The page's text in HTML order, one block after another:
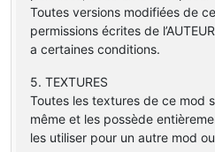
Toutes versions modifiées de
permissions écrites de
a certaines conditions.
5. TEXTURES
Toutes les textures de ce mod
même et les possède
les utiliser pour un autre mod